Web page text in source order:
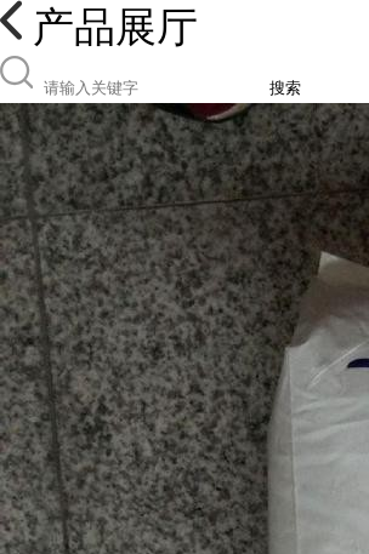
产品展厅
搜索